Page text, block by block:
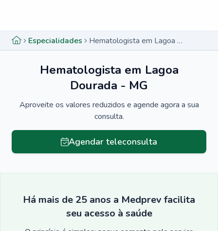
Especialidades Hematologista em Lagoa Dourada - MG
Hematologista em Lagoa
Dourada - MG
Aproveite os valores reduzidos e agende agora a sua
consulta.
Agendar teleconsulta
Há mais de 25 anos a Medprev facilita
seu acesso à saúde